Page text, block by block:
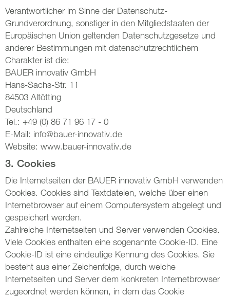
Verantwortlicher im Sinne der Datenschutz-
Grundverordnung, sonstiger in den Mitgliedstaaten der
Europäischen Union geltenden Datenschutzgesetze und
anderer Bestimmungen mit datenschutzrechtlichem
Charakter ist die:
BAUER innovativ GmbH
Hans-Sachs-Str. 11
84503 Altötting
Deutschland
Tel.: +49 (0) 86 71 96 17 - 0
E-Mail: info@bauer-innovativ.de
Website: www.bauer-innovativ.de
3. Cookies
Die Internetseiten der BAUER innovativ GmbH verwenden
Cookies. Cookies sind Textdateien, welche über einen
Internetbrowser auf einem Computersystem abgelegt und
gespeichert werden.
Zahlreiche Internetseiten und Server verwenden Cookies.
Viele Cookies enthalten eine sogenannte Cookie-ID. Eine
Cookie-ID ist eine eindeutige Kennung des Cookies. Sie
besteht aus einer Zeichenfolge, durch welche
Internetseiten und Server dem konkreten Internetbrowser
zugeordnet werden können, in dem das Cookie